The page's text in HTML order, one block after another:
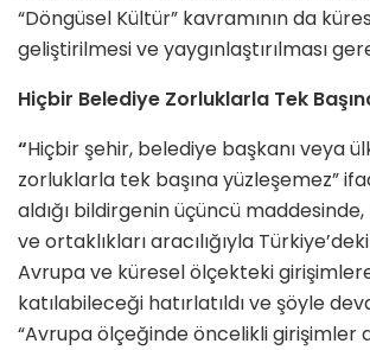
“Döngüsel Kültür” kavramının da
geliştirilmesi ve yaygınlaştırılması
Hiçbir Belediye Zorluklarla Tek
“Hiçbir şehir, belediye başkanı veya
zorluklarla tek başına yüzleşemez”
aldığı bildirgenin üçüncü maddesinde,
ve ortaklıkları aracılığıyla
Avrupa ve küresel ölçekteki
katılabileceği hatırlatıldı ve şöyle
“Avrupa ölçeğinde öncelikli girişimler